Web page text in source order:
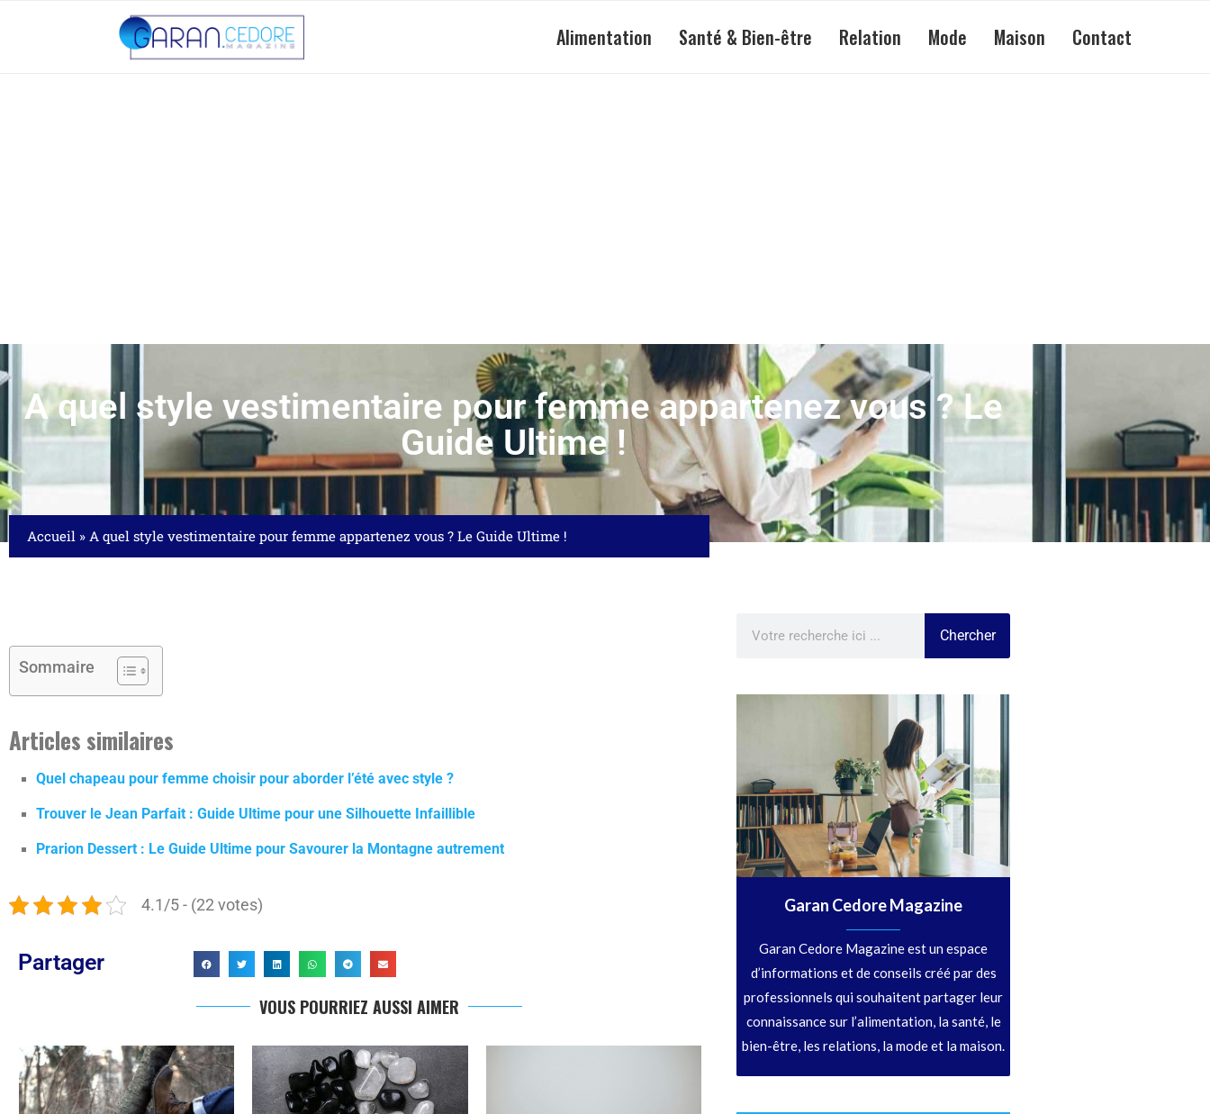
Alimentation Santé & Bien-être Relation Mode Maison Contact
A quel style vestimentaire pour femme appartenez vous ? Le
Guide Ultime !
Accueil » A quel style vestimentaire pour femme appartenez vous ? Le Guide Ultime !
Sommaire
Articles similaires
Quel chapeau pour femme choisir pour aborder l’été avec style ?
Trouver le Jean Parfait : Guide Ultime pour une Silhouette Infaillible
Prarion Dessert : Le Guide Ultime pour Savourer la Montagne autrement
4.1/5 - (22 votes)
Partager
VOUS POURRIEZ AUSSI AIMER
Chercher
Garan Cedore Magazine
Garan Cedore Magazine est un espace
d’informations et de conseils créé par des
professionnels qui souhaitent partager leur
connaissance sur l’alimentation, la santé, le
bien-être, les relations, la mode et la maison.